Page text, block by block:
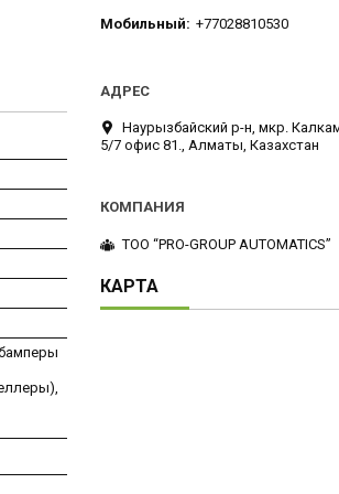
Мобильный +77028810530
Наурызбайский р-н, мкр.
5/7 офис 81., Алматы, Казахстан
ТОО “PRO-GROUP AUTOMATICS”
КАРТА